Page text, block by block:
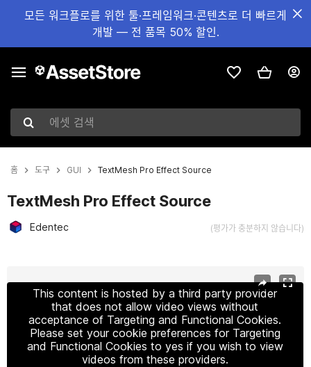
모든 워크플로를 위한 툴·프레임워크·콘텐츠로 더 빠르게
개발 — 전 품목 50% 할인.
에셋 검색
홈 도구 GUI TextMesh Pro Effect Source
TextMesh Pro Effect Source
Edentec (평가가 충분하지 않습니다)
This content is hosted by a third party provider
that does not allow video views without
acceptance of Targeting and Functional Cookies.
Please set your cookie preferences for Targeting
and Functional Cookies to yes if you wish to view
videos from these providers.